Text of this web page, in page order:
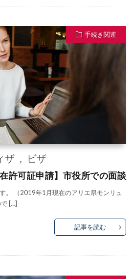
手続き関連
ザ ビザ
許可証申請】市役所での面談
。 （2019年1月現在のアリエ県モンリュ
[…]
記事を読む